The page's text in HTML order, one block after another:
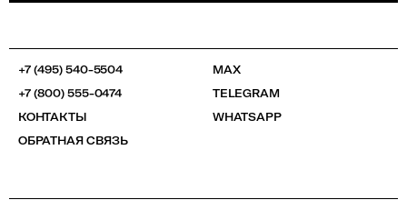
+7 (495) 540-5504
+7 (800) 555-0474
КОНТАКТЫ
ОБРАТНАЯ СВЯЗЬ
MAX
TELEGRAM
WHATSAPP